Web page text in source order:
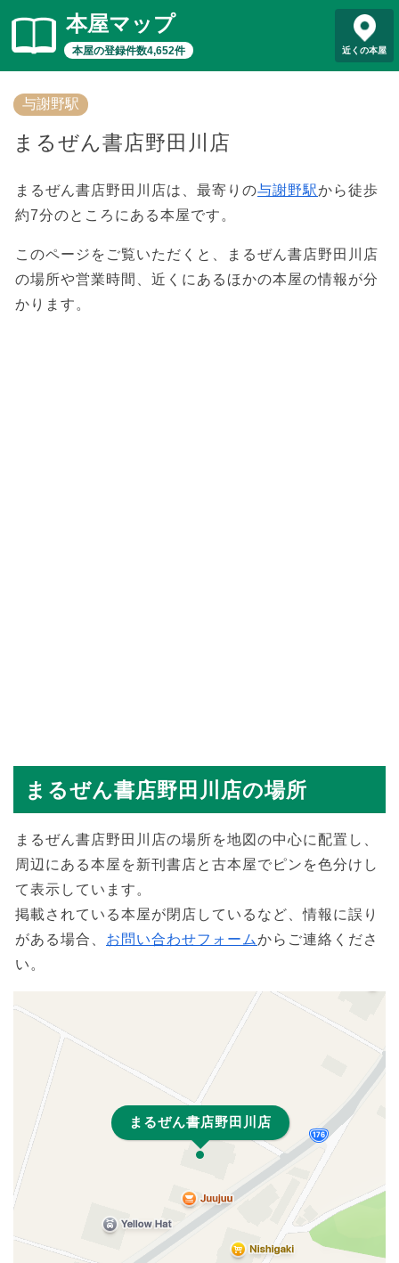
本屋マップ
本屋の登録件数4,652件 近くの本屋
与謝野駅
まるぜん書店野田川店
まるぜん書店野田川店は、最寄りの与謝野駅から徒歩
約7分のところにある本屋です。
このページをご覧いただくと、まるぜん書店野田川店
の場所や営業時間、近くにあるほかの本屋の情報が分
かります。
まるぜん書店野田川店の場所
まるぜん書店野田川店の場所を地図の中心に配置し、
周辺にある本屋を新刊書店と古本屋でピンを色分けし
て表示しています。
掲載されている本屋が閉店しているなど、情報に誤り
がある場合、 お問い合わせフォームからご連絡くださ
い。
まるぜん書店野田川店